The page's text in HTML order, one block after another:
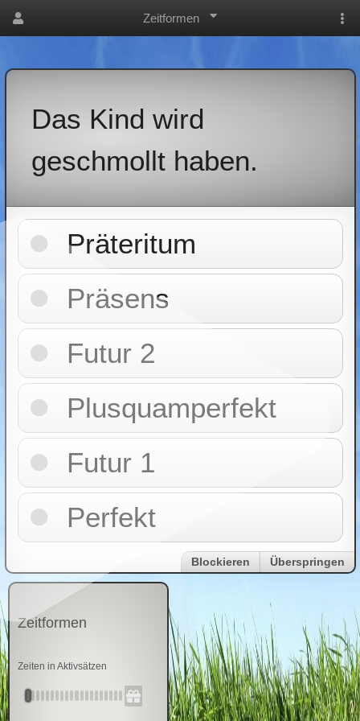
Zeitformen
Das Kind wird
geschmollt haben.
Präteritum
Präsens
Futur 2
Plusquamperfekt
Futur 1
Perfekt
Blockieren Überspringen
Zeitformen
Zeiten in Aktivsätzen